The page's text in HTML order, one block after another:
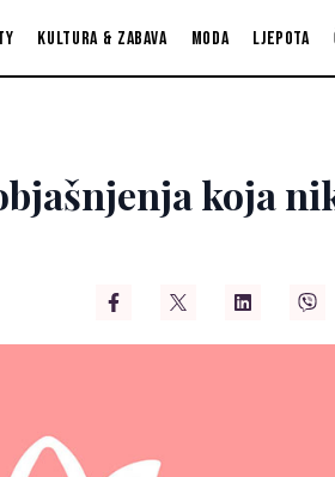
Kultura & zabava Moda Ljepota
koja